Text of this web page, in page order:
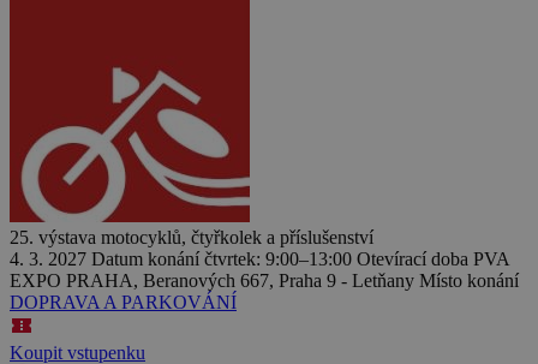
25. výstava motocyklů, čtyřkolek a příslušenství
4. 3. 2027 Datum konání čtvrtek: 9:00–13:00 Otevírací doba PVA
EXPO PRAHA, Beranových 667, Praha 9 - Letňany Místo konání
DOPRAVA A PARKOVÁNÍ
Koupit vstupenku